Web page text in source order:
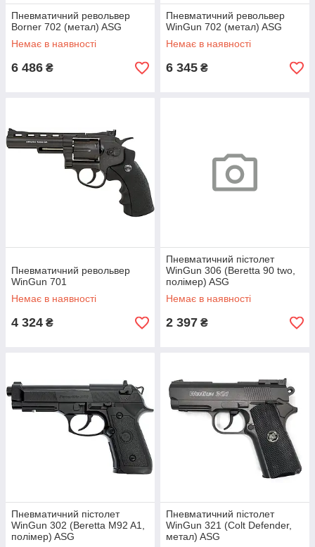
Пневматичний револьвер
Borner 702 (метал) ASG
Немає в наявності
6 486 ₴
Пневматичний револьвер
WinGun 702 (метал) ASG
Немає в наявності
6 345 ₴
Пневматичний револьвер
WinGun 701
Немає в наявності
4 324 ₴
Пневматичний пістолет
WinGun 306 (Beretta 90 two,
полімер) ASG
Немає в наявності
2 397 ₴
Пневматичний пістолет
WinGun 302 (Beretta M92 A1,
полімер) ASG
Пневматичний пістолет
WinGun 321 (Colt Defender,
метал) ASG